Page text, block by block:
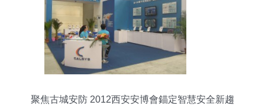
聚焦古城安防 2012西安安博會錨定智慧安全新趨